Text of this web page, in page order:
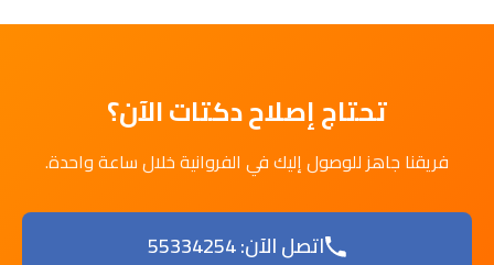
تحتاج إصلاح دكتات الآن؟
فريقنا جاهز للوصول إليك في الفروانية خلال ساعة واحدة.
اتصل الآن: 55334254